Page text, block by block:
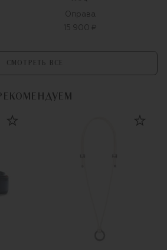
Оправа
15 900 ₽
СМОТРЕТЬ ВСЕ
РЕКОМЕНДУЕМ